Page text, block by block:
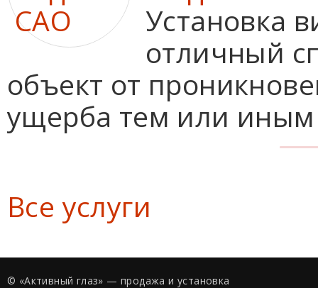
Установка
отличный
объект от
ущерба тем или
Все услуги
© «Активный глаз» — продажа и установка